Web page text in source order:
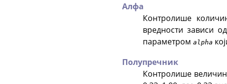
Алфа
Контролише
вредности зависи
параметром alpha
Полупречник
Контролише